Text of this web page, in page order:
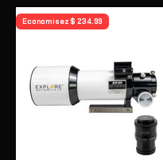
Economisez $ 234.99